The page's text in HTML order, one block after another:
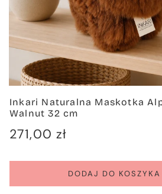
Inkari Naturalna Maskotka
Walnut 32 cm
Cena
271,00 zł
DODAJ DO KOSZYKA